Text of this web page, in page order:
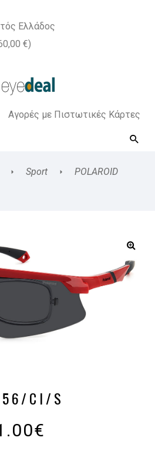
Ελλάδος
€)
Αγορές με Πιστωτικές Κάρτες
Sport
POLAROID
CI/S
€